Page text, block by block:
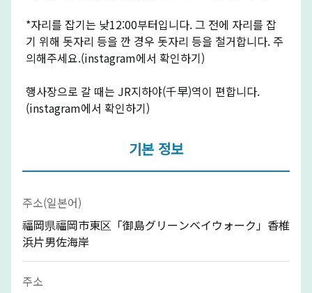
*자리를 잡기는 낮12:00부터입니다. 그 전에 자리를 잡
기 위해 돗자리 등을 깐 경우 돗자리 등을 철거합니다. 주
의해주세요.(instagram에서 확인하기)
행사장으로 갈 때는 JR지하야(千早)역이 편합니다.
(instagram에서 확인하기)
기본 정보
주소(일본어)
福岡県福岡市東区「御島グリーンベイウォーク」香椎
浜片男佐海岸
주소